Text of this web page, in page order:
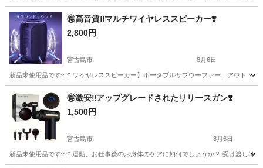
沖縄 宮古島市 その他 バリカン
🉐高音質‼️マルチワイヤレススピーカー❣️
2,800円
宮古島市 8月6日
新品未使用品です^_^ ワイヤレススピーカー】ポータブルサブウーファー、アウトド
沖縄 宮古島市 オーディオ ワイヤレススピーカー
🉐激安‼️アップグレードされたリリースガン❣️
1,500円
宮古島市 8月6日
新品未使用品です^_^ 運動、お仕事後のお身体のケアに如何でしょうか？ 受け渡しは